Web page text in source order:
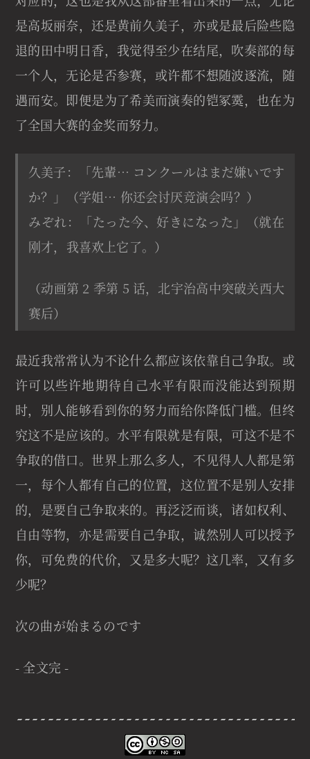
是高坂丽奈，还是黄前久美子，亦或是最后险些隐
退的田中明日香，我觉得至少在结尾，吹奏部的每
一个人，无论是否参赛，或许都不想随波逐流，随
遇而安。即便是为了希美而演奏的铠冢霙，也在为
了全国大赛的金奖而努力。
久美子：「先輩… コンクールはまだ嫌いです
か？」（学姐… 你还会讨厌竞演会吗？）
みぞれ：「たった今、好きになった」（就在
刚才，我喜欢上它了。）
（动画第 2 季第 5 话，北宇治高中突破关西大
赛后）
最近我常常认为不论什么都应该依靠自己争取。或
许可以些许地期待自己水平有限而没能达到预期
时，别人能够看到你的努力而给你降低门槛。但终
究这不是应该的。水平有限就是有限，可这不是不
争取的借口。世界上那么多人，不见得人人都是第
一，每个人都有自己的位置，这位置不是别人安排
的，是要自己争取来的。再泛泛而谈，诸如权利、
自由等物，亦是需要自己争取，诚然别人可以授予
你，可免费的代价，又是多大呢？这几率，又有多
少呢？
次の曲が始まるのです
- 全文完 -